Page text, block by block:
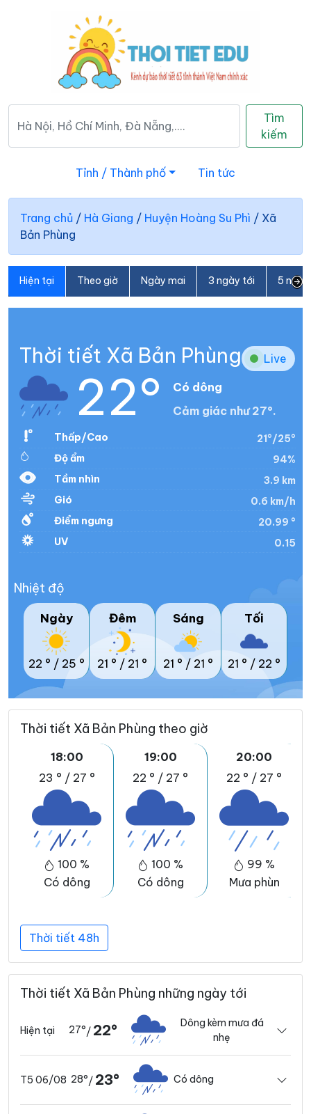
Tìm
kiếm
Tỉnh / Thành phố Tin tức
Trang chủ / Hà Giang / Huyện Hoàng Su Phì / Xã
Bản Phùng
Hiện tại Theo giờ Ngày mai 3 ngày tới 5
Thời tiết Xã Bản Phùng Live
22°
Có dông
Cảm giác như 27°.
Thấp/Cao
21°/25°
Độ ẩm
94%
Tầm nhìn
3.9 km
Gió
0.6 km/h
Điểm ngưng
20.99 °
UV
0.15
Nhiệt độ
Ngày
22 ° / 25 °
Đêm
21 ° / 21 °
Sáng
21 ° / 21 °
Tối
21 ° / 22 °
Thời tiết Xã Bản Phùng theo giờ
18:00
23 ° / 27 °
100 %
Có dông
19:00
22 ° / 27 °
100 %
Có dông
20:00
22 ° / 27 °
99 %
Mưa phùn
Thời tiết 48h
Thời tiết Xã Bản Phùng những ngày tới
Hiện tại 27°/ 22°
Dông kèm mưa đá
nhẹ
T5 06/08 28°/ 23° Có dông